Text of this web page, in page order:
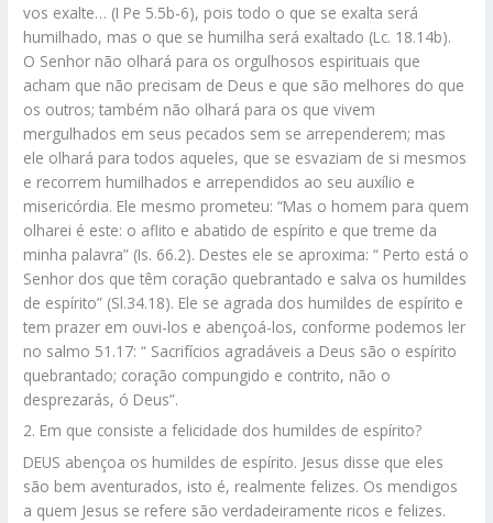
vos exalte… (I Pe 5.5b-6), pois todo o que se exalta será
humilhado, mas o que se humilha será exaltado (Lc. 18.14b).
O Senhor não olhará para os orgulhosos espirituais que
acham que não precisam de Deus e que são melhores do que
os outros; também não olhará para os que vivem
mergulhados em seus pecados sem se arrependerem; mas
ele olhará para todos aqueles, que se esvaziam de si mesmos
e recorrem humilhados e arrependidos ao seu auxílio e
misericórdia. Ele mesmo prometeu: “Mas o homem para quem
olharei é este: o aflito e abatido de espírito e que treme da
minha palavra” (Is. 66.2). Destes ele se aproxima: “ Perto está o
Senhor dos que têm coração quebrantado e salva os humildes
de espírito” (Sl.34.18). Ele se agrada dos humildes de espírito e
tem prazer em ouvi-los e abençoá-los, conforme podemos ler
no salmo 51.17: “ Sacrifícios agradáveis a Deus são o espírito
quebrantado; coração compungido e contrito, não o
desprezarás, ó Deus”.
2. Em que consiste a felicidade dos humildes de espírito?
DEUS abençoa os humildes de espírito. Jesus disse que eles
são bem aventurados, isto é, realmente felizes. Os mendigos
a quem Jesus se refere são verdadeiramente ricos e felizes.